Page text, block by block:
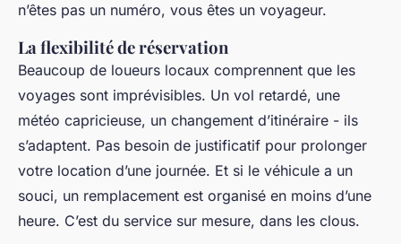
n’êtes pas un numéro, vous êtes un voyageur.
La flexibilité de réservation
Beaucoup de loueurs locaux comprennent que les
voyages sont imprévisibles. Un vol retardé, une
météo capricieuse, un changement d’itinéraire - ils
s’adaptent. Pas besoin de justificatif pour prolonger
votre location d’une journée. Et si le véhicule a un
souci, un remplacement est organisé en moins d’une
heure. C’est du service sur mesure, dans les clous.